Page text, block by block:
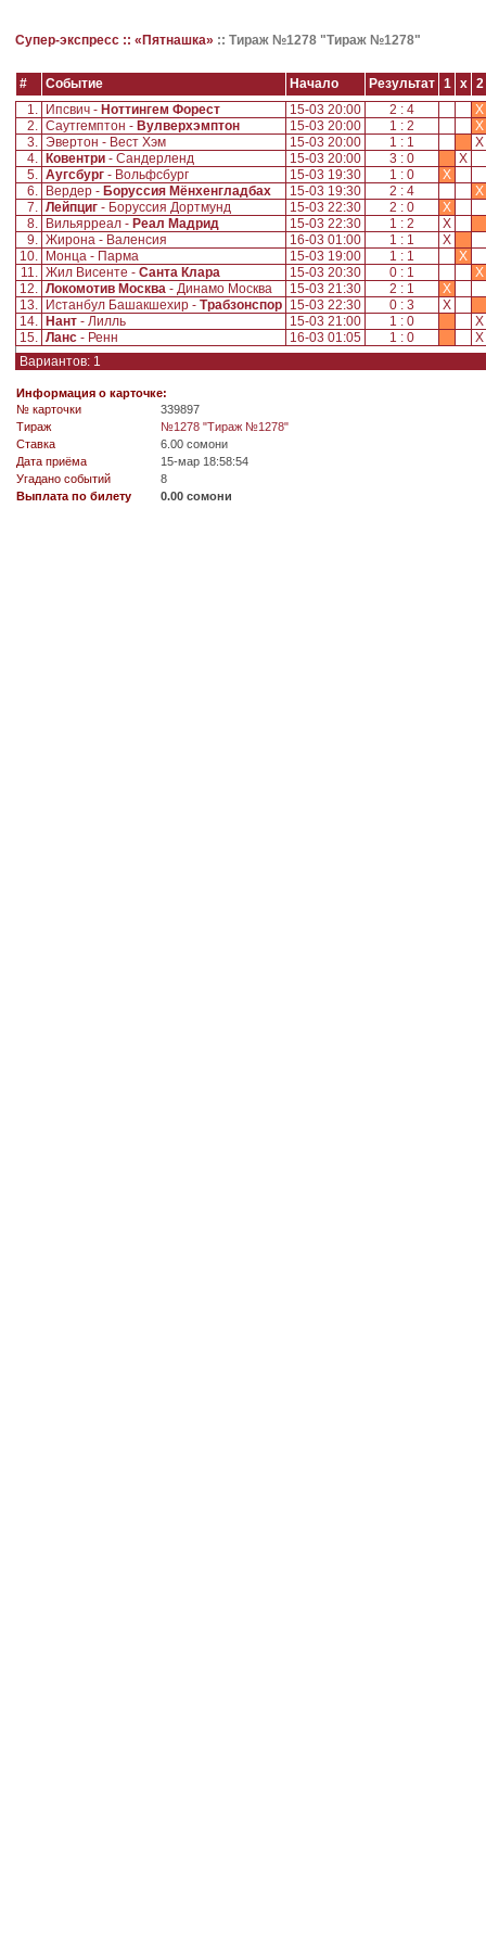
Супер-экспресс :: «Пятнашка» :: Тираж №1278 "Тираж №1278"
# Событие Начало Результат 1 x
2
1.
Ипсвич - Ноттингем Форест 15-03 20:00 2 : 4
X
2. Саутгемптон - Вулверхэмптон 15-03 20:00 1 : 2
X
3. Эвертон - Вест Хэм 15-03 20:00 1 : 1
X
4.
Ковентри - Сандерленд 15-03 20:00 3 : 0
X
5. Аугсбург - Вольфсбург 15-03 19:30 1 : 0
X
6.
Вердер - Боруссия Мёнхенгладбах 15-03 19:30 2 : 4
X
7. Лейпциг - Боруссия Дортмунд 15-03 22:30 2 : 0
X
8.
Вильярреал - Реал Мадрид 15-03 22:30 1 : 2
X
9. Жирона - Валенсия 16-03 01:00 1 : 1
X
10.
Монца - Парма 15-03 19:00 1 : 1
X
11. Жил Висенте - Санта Клара 15-03 20:30 0 : 1
X
12. Локомотив Москва - Динамо Москва 15-03 21:30 2 : 1
X
13.
Истанбул Башакшехир - Трабзонспор 15-03 22:30 0 : 3
X
14.
Нант - Лилль 15-03 21:00 1 : 0
X
15. Ланс - Ренн 16-03 01:05 1 : 0
X
Вариантов: 1
Информация о карточке:
№ карточки
339897
Tираж
№1278 "Тираж №1278"
Ставка
6.00 сомони
Дата приёма
15-мар 18:58:54
Угадано событий
8
Выплата по билету
0.00 сомони